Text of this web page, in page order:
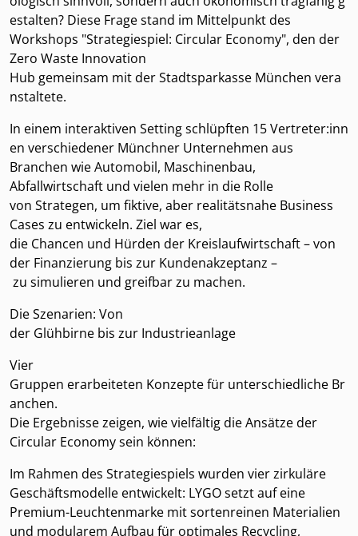
estalten? Diese Frage stand im Mittelpunkt des
Workshops "Strategiespiel: Circular Economy", den der
Zero Waste Innovation
Hub gemeinsam mit der Stadtsparkasse München vera
nstaltete.
In einem interaktiven Setting schlüpften 15 Vertreter:inn
en verschiedener Münchner Unternehmen aus
Branchen wie Automobil, Maschinenbau,
Abfallwirtschaft und vielen mehr in die Rolle
von Strategen, um fiktive, aber realitätsnahe Business
Cases zu entwickeln. Ziel war es,
die Chancen und Hürden der Kreislaufwirtschaft – von
der Finanzierung bis zur Kundenakzeptanz –
zu simulieren und greifbar zu machen.
Die Szenarien: Von
der Glühbirne bis zur Industrieanlage
Vier
Gruppen erarbeiteten Konzepte für unterschiedliche Br
anchen.
Die Ergebnisse zeigen, wie vielfältig die Ansätze der
Circular Economy sein können:
Im Rahmen des Strategiespiels wurden vier zirkuläre
Geschäftsmodelle entwickelt: LYGO setzt auf eine
Premium-Leuchtenmarke mit sortenreinen Materialien
und modularem Aufbau für optimales Recycling,